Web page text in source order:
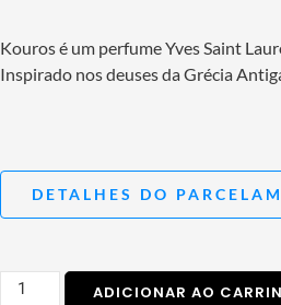
Kouros é um perfume Yves Saint
Inspirado nos deuses da Grécia
DETALHES DO
ADICIONAR AO